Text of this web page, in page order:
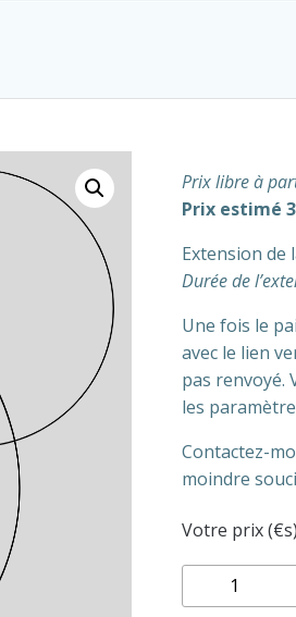
Prix libre à
Prix estimé
Extension de
Durée de
Une fois le
avec le lien
pas renvoyé.
les
Contactez-
moindre
Votre prix (€s)
quantité
de